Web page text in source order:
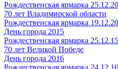
Рождественская ярмарка
70 лет Владимирской области
Рождественская ярмарка
День города 2015
Рождественская ярмарка
70 лет Великой Победе
День города 2016
Рождественская ярмарка